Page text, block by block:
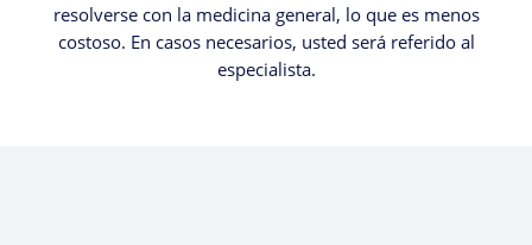
resolverse con la medicina general, lo que es menos
costoso. En casos necesarios, usted será referido al
especialista.